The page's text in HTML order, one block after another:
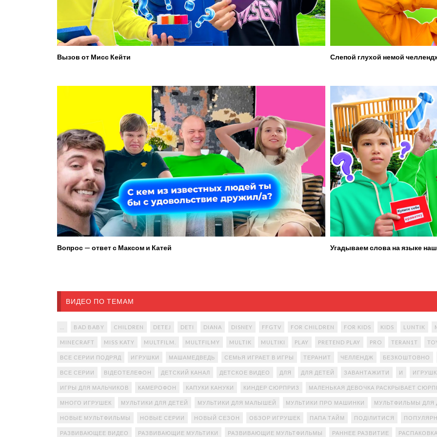
Вызов от Мисс Кейти Слепой глухой немой
Вопрос — ответ с Максом и Катей Угадываем слова на языке
ВИДЕО ПО ТЕМАМ
BAD BABY CHILDREN DETEJ DETI DIANA DISNEY FFGTV FOR CHILDREN FOR KIDS KIDS LUNTIK
MINECRAFT MISS KATY MULTFILM. MULTFILMY MULTIK MULTIKI PLAY PRETEND PLAY PRO TERAN1T
ВСЕ СЕРИИ ПОДРЯД ИГРУШКИ МАШАМЕДВЕДЬ СЕМЬЯ ИГРАЕТ В ИГРЫ ТЕРАНИТ ЧЕЛЛЕНДЖ БЕЗКОШТОВНО
ВСЕ СЕРИИ ВІДЕОТЕЛЕФОН ДЕТСКИЙ КАНАЛ ДЕТСКОЕ ВИДЕО ДЛЯ ДЛЯ ДЕТЕЙ ЗАВАНТАЖИТИ И
ИГРЫ ДЛЯ МАЛЬЧИКОВ КАМЕРОФОН КАПУКИ КАНУКИ КИНДЕР СЮРПРИЗ МАЛЕНЬКАЯ ДЕВОЧКА РАСКРЫВАЕТ
МНОГО ИГРУШЕК МУЛЬТИКИ ДЛЯ ДЕТЕЙ МУЛЬТИКИ ДЛЯ МАЛЫШЕЙ МУЛЬТИКИ ПРО МАШИНКИ МУЛЬТФИЛЬМЫ ДЛЯ
НОВЫЕ МУЛЬТФИЛЬМЫ НОВЫЕ СЕРИИ НОВЫЙ СЕЗОН ОБЗОР ИГРУШЕК ПАПА ТАЙМ ПОДІЛИТИСЯ
РАЗВИВАЮЩЕЕ ВИДЕО РАЗВИВАЮЩИЕ МУЛЬТИКИ РАЗВИВАЮЩИЕ МУЛЬТФИЛЬМЫ РАННЕЕ РАЗВИТИЕ